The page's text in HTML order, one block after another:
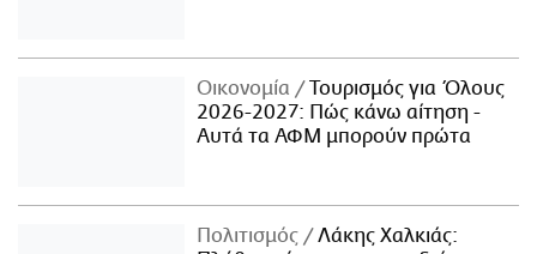
Οικονομία
Τουρισμός για Όλους
2026-2027: Πώς κάνω αίτηση -
Αυτά τα ΑΦΜ μπορούν πρώτα
Πολιτισμός
Λάκης Χαλκιάς: